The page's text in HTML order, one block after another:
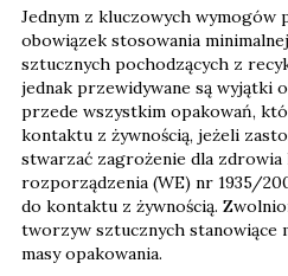
Jednym z kluczowych wymogów
obowiązek stosowania
sztucznych pochodzących z
jednak przewidywane są wyjątki
przede wszystkim opakowań,
kontaktu z żywnością, jeżeli
stwarzać zagrożenie dla zdrowia
rozporządzenia (WE) nr 1935/
do kontaktu z żywnością.
tworzyw sztucznych stanowiące
masy opakowania.